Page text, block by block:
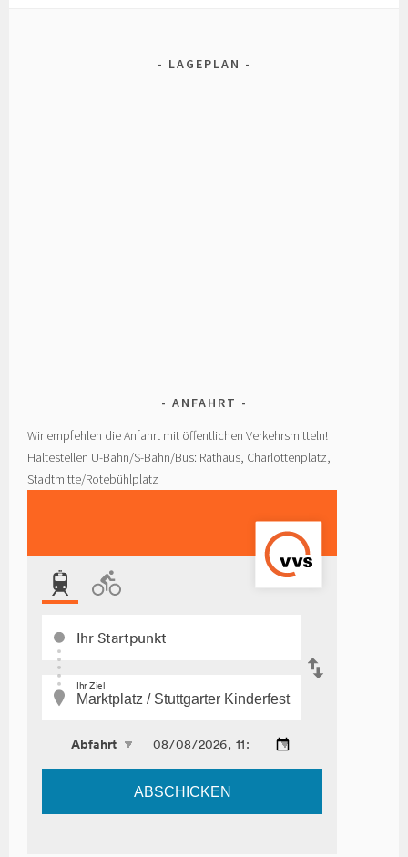
LAGEPLAN
ANFAHRT
Wir empfehlen die Anfahrt mit öffentlichen Verkehrsmitteln!
Haltestellen U-Bahn/S-Bahn/Bus: Rathaus, Charlottenplatz,
Stadtmitte/Rotebühlplatz